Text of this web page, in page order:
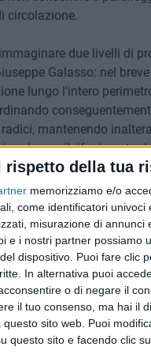
rispetto della tua
memorizziamo e/o
come identificatori
misurazione di annunci
e i nostri partner possiamo
dispositivo. Puoi fare clic
In alternativa puoi
o di negare il
il tuo consenso, ma hai il
sito web. Puoi
questo sito e facendo clic
circolazione.
due livelli di
Galasso: nel
lungo l'intero
mantenendo
con il rifacimento
di questo
che costeggia la
di circolazione
sensibili alle
nel tempo le radici
che non possiamo
di ripristino senza
utenti della strada».
l'assessore